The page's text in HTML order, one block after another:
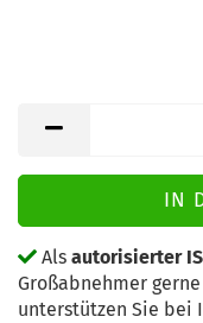
Als autorisierter
Großabnehmer
unterstützen Sie bei